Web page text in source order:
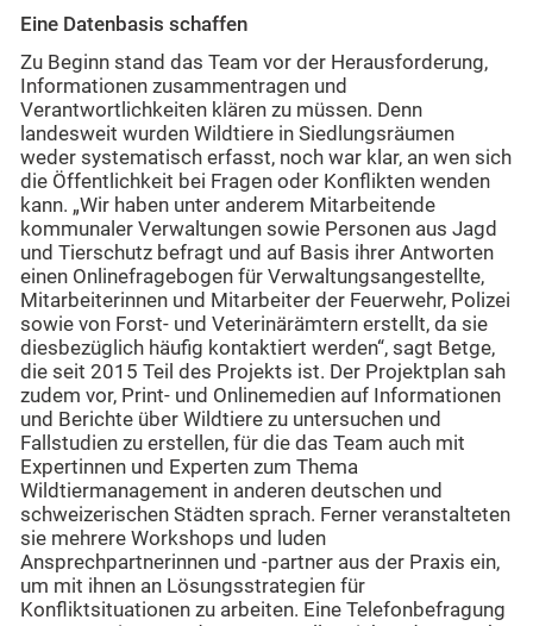
Eine Datenbasis schaffen
Zu Beginn stand das Team vor der Herausforderung,
Informationen zusammentragen und
Verantwortlichkeiten klären zu müssen. Denn
landesweit wurden Wildtiere in Siedlungsräumen
weder systematisch erfasst, noch war klar, an wen sich
die Öffentlichkeit bei Fragen oder Konflikten wenden
kann. „Wir haben unter anderem Mitarbeitende
kommunaler Verwaltungen sowie Personen aus Jagd
und Tierschutz befragt und auf Basis ihrer Antworten
einen Onlinefragebogen für Verwaltungsangestellte,
Mitarbeiterinnen und Mitarbeiter der Feuerwehr, Polizei
sowie von Forst- und Veterinärämtern erstellt, da sie
diesbezüglich häufig kontaktiert werden“, sagt Betge,
die seit 2015 Teil des Projekts ist. Der Projektplan sah
zudem vor, Print- und Onlinemedien auf Informationen
und Berichte über Wildtiere zu untersuchen und
Fallstudien zu erstellen, für die das Team auch mit
Expertinnen und Experten zum Thema
Wildtiermanagement in anderen deutschen und
schweizerischen Städten sprach. Ferner veranstalteten
sie mehrere Workshops und luden
Ansprechpartnerinnen und -partner aus der Praxis ein,
um mit ihnen an Lösungsstrategien für
Konfliktsituationen zu arbeiten. Eine Telefonbefragung